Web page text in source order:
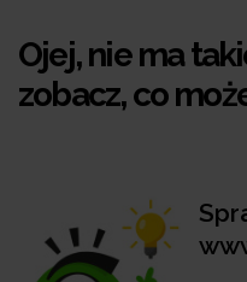
Ojej, nie ma
zobacz, co